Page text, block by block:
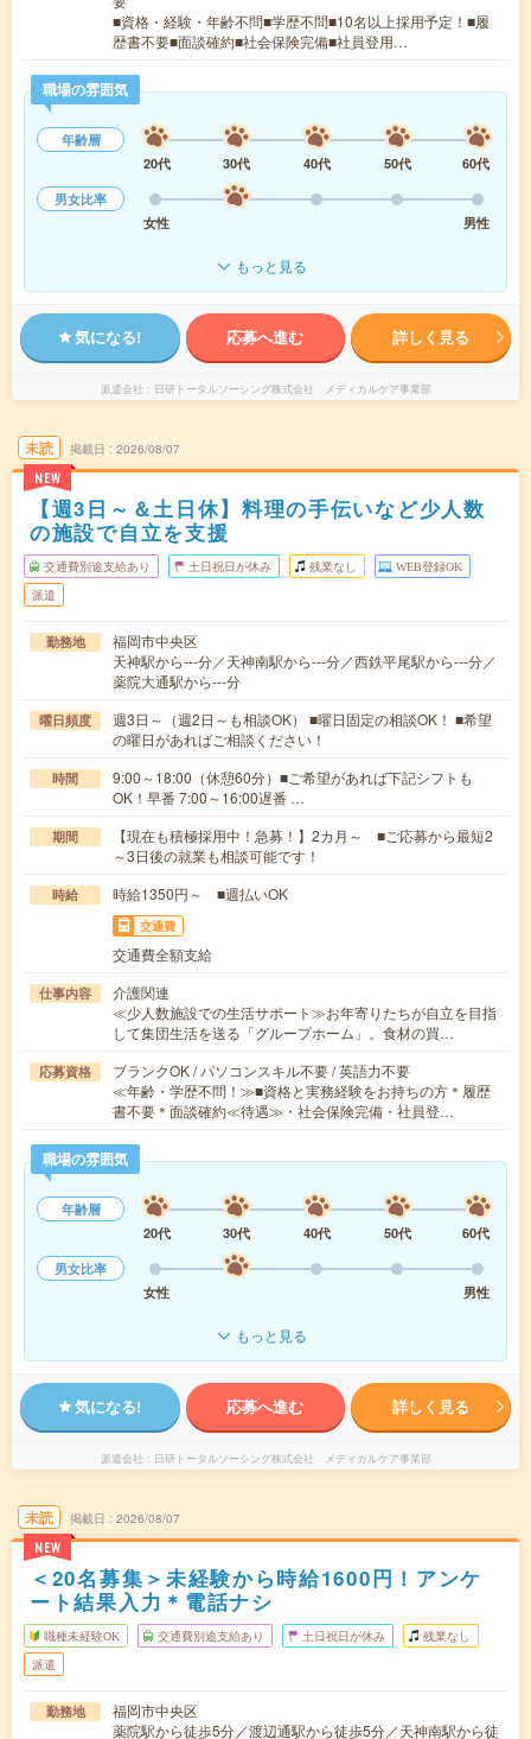
■資格・経験・年齢不問■学歴不問■10名以上採用予定！■履
歴書不要■面談確約■社会保険完備■社員登用…
職場の雰囲気
年齢層
20代
30代 40代 50代
60代
男女比率
女性
男性
もっと見る
気になる! 応募へ進む 詳しく見る
派遣会社 日研トータルソーシング株式会社 メディカルケア事業部
未読
NEW
掲載日 2026/08/07
【週3日～＆土日休】料理の手伝いなど少人数
の施設で自立を支援
交通費別途支給あり 土日祝日が休み 残業なし WEB登録OK
派遣
勤務地
福岡市中央区
天神駅から---分／天神南駅から---分／西鉄平尾駅から---分／
薬院大通駅から---分
曜日頻度
週3日～（週2日～も相談OK） ■曜日固定の相談OK！ ■希望
の曜日があればご相談ください！
時間
9:00～18:00（休憩60分）■ご希望があれば下記シフトも
OK！早番 7:00～16:00遅番 …
期間
【現在も積極採用中！急募！】2カ月～ ■ご応募から最短2
～3日後の就業も相談可能です！
時給 時給1350円～ ■週払いOK
交通費
交通費全額支給
仕事内容
介護関連
≪少人数施設での生活サポート≫お年寄りたちが自立を目指
して集団生活を送る「グループホーム」。食材の買…
応募資格
ブランクOK / パソコンスキル不要 / 英語力不要
≪年齢・学歴不問！≫■資格と実務経験をお持ちの方＊履歴
書不要＊面談確約≪待遇≫・社会保険完備・社員登…
職場の雰囲気
年齢層
20代
30代 40代 50代
60代
男女比率
女性
男性
もっと見る
気になる! 応募へ進む 詳しく見る
派遣会社 日研トータルソーシング株式会社 メディカルケア事業部
未読
NEW
掲載日 2026/08/07
＜20名募集＞未経験から時給1600円！アンケ
ート結果入力＊電話ナシ
職種未経験OK 交通費別途支給あり 土日祝日が休み 残業なし
派遣
勤務地
福岡市中央区
薬院駅から徒歩5分／渡辺通駅から徒歩5分／天神南駅から徒